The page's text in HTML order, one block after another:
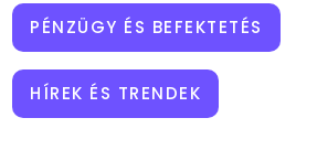
PÉNZÜGY ÉS BEFEKTETÉS
HÍREK ÉS TRENDEK